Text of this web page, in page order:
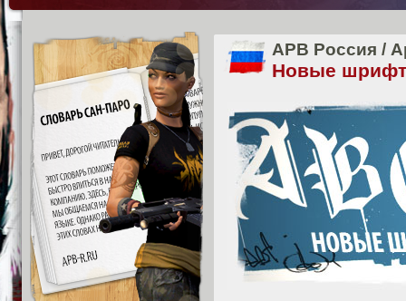
APB Россия /
Новые